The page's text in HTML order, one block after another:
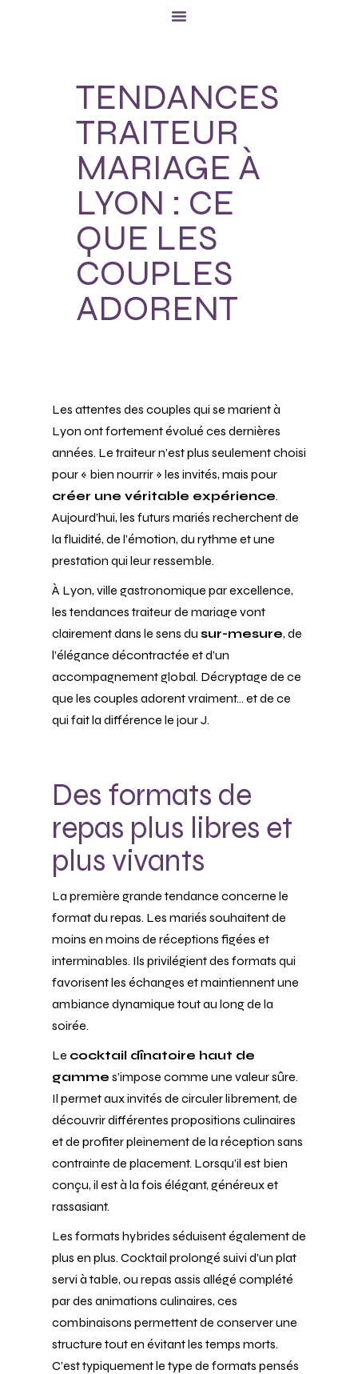
TENDANCES
TRAITEUR
MARIAGE À
LYON : CE
QUE LES
COUPLES
ADORENT
Les attentes des couples qui se marient à
Lyon ont fortement évolué ces dernières
années. Le traiteur n’est plus seulement choisi
pour « bien nourrir » les invités, mais pour
créer une véritable expérience.
Aujourd’hui, les futurs mariés recherchent de
la fluidité, de l’émotion, du rythme et une
prestation qui leur ressemble.
À Lyon, ville gastronomique par excellence,
les tendances traiteur de mariage vont
clairement dans le sens du sur-mesure, de
l’élégance décontractée et d’un
accompagnement global. Décryptage de ce
que les couples adorent vraiment… et de ce
qui fait la différence le jour J.
Des formats de
repas plus libres et
plus vivants
La première grande tendance concerne le
format du repas. Les mariés souhaitent de
moins en moins de réceptions figées et
interminables. Ils privilégient des formats qui
favorisent les échanges et maintiennent une
ambiance dynamique tout au long de la
soirée.
Le cocktail dînatoire haut de
gamme s’impose comme une valeur sûre.
Il permet aux invités de circuler librement, de
découvrir différentes propositions culinaires
et de profiter pleinement de la réception sans
contrainte de placement. Lorsqu’il est bien
conçu, il est à la fois élégant, généreux et
rassasiant.
Les formats hybrides séduisent également de
plus en plus. Cocktail prolongé suivi d’un plat
servi à table, ou repas assis allégé complété
par des animations culinaires, ces
combinaisons permettent de conserver une
structure tout en évitant les temps morts.
C’est typiquement le type de formats pensés